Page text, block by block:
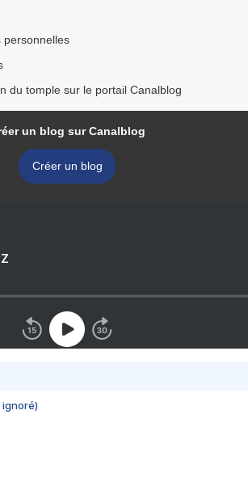
personnelles
du tomple sur le portail Canalblog
un blog sur Canalblog
Créer un blog